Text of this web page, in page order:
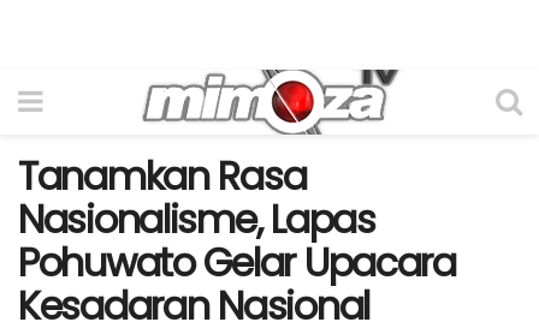
Tanamkan Rasa
Nasionalisme, Lapas
Pohuwato Gelar Upacara
Kesadaran Nasional